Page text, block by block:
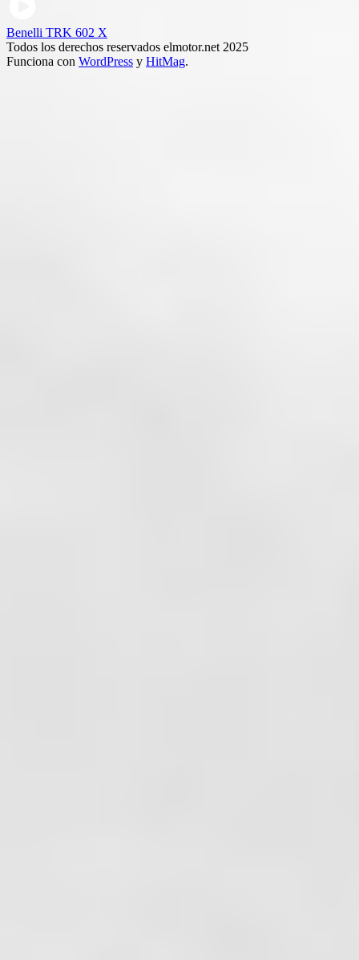
Benelli TRK 602 X
Todos los derechos reservados elmotor.net 2025
Funciona con WordPress y HitMag.